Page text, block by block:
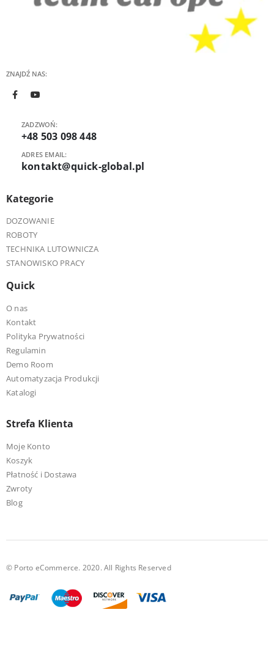
ZNAJDŹ NAS:
ZADZWOŃ:
+48 503 098 448
ADRES EMAIL:
kontakt@quick-global.pl
Kategorie
DOZOWANIE
ROBOTY
TECHNIKA LUTOWNICZA
STANOWISKO PRACY
Quick
O nas
Kontakt
Polityka Prywatności
Regulamin
Demo Room
Automatyzacja Produkcji
Katalogi
Strefa Klienta
Moje Konto
Koszyk
Płatność i Dostawa
Zwroty
Blog
© Porto eCommerce. 2020. All Rights Reserved